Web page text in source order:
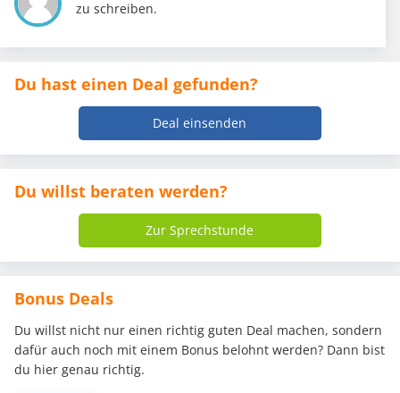
zu schreiben.
Du hast einen Deal gefunden?
Deal einsenden
Du willst beraten werden?
Zur Sprechstunde
Bonus Deals
Du willst nicht nur einen richtig guten Deal machen, sondern
dafür auch noch mit einem Bonus belohnt werden? Dann bist
du hier genau richtig.